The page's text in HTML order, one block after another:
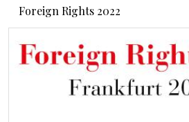
Foreign Rights 2022